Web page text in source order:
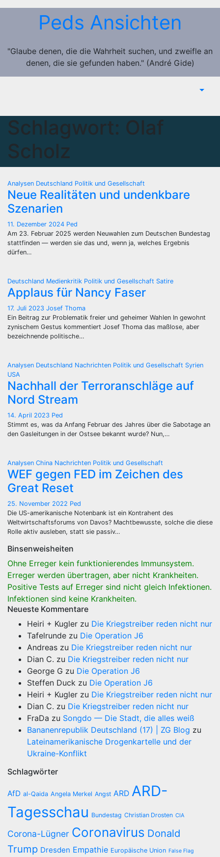
Zum
Peds Ansichten
"Glaube denen, die die Wahrheit suchen, und zweifle an
denen, die sie gefunden haben." (André Gide)
Schlagwort: Olaf
Scholz
Analysen Deutschland Politik und Gesellschaft
Neue Realitäten und undenkbare
Szenarien
11. Dezember 2024 Ped
Am 23. Februar 2025 werden Neuwahlen zum Deutschen Bundestag
stattfinden — werden sie das und, wenn ja, welches Ergebnis
dürfen…
Deutschland Medienkritik Politik und Gesellschaft Satire
Applaus für Nancy Faser
17. Juli 2023 Josef Thoma
Ein Beitrag zur Problematik freier und geheimer Wahlen In gewohnt
zynischem Gestus kommentiert Josef Thoma das maßlose, aber
bezeichnende politische…
Analysen Deutschland Nachrichten Politik und Gesellschaft Syrien
USA
Nachhall der Terroranschläge auf
Nord Stream
14. April 2023 Ped
Stimmt es, was da Anfang Februar des Jahres über die Sabotage an
den Gasleitungen in der Ostsee bekannt wurde? Nun,…
Analysen China Nachrichten Politik und Gesellschaft
WEF gegen FED im Zeichen des
Great Reset
25. November 2022 Ped
Die US-amerikanische Notenbank ist ein Kontrahent des
Weltwirtschaftsforums von Davos? Machtbewusste, solche die diese
Rolle aktiv ausleben, statt sie passiv…
Binsenweisheiten
Ohne Erreger kein funktionierendes Immunsystem.
Erreger werden übertragen, aber nicht Krankheiten.
Positive Tests auf Erreger sind nicht gleich Infektionen.
Infektionen sind keine Krankheiten.
Neueste Kommentare
Heiri + Kugler zu Die Kriegstreiber reden nicht nur
Tafelrunde zu Die Operation J6
Andreas zu Die Kriegstreiber reden nicht nur
Dian C. zu Die Kriegstreiber reden nicht nur
George G zu Die Operation J6
Steffen Duck zu Die Operation J6
Heiri + Kugler zu Die Kriegstreiber reden nicht nur
Dian C. zu Die Kriegstreiber reden nicht nur
FraDa zu Songdo — Die Stadt, die alles weiß
Bananenrepublik Deutschland (17) | ZG Blog zu
Lateinamerikanische Drogenkartelle und der
Ukraine-Konflikt
Schlagwörter
AfD al-Qaida Angela Merkel Angst ARD ARD-
Tagesschau Bundestag Christian Drosten CIA
Corona-Lügner Coronavirus Donald
Trump Dresden Empathie Europäische Union False Flag